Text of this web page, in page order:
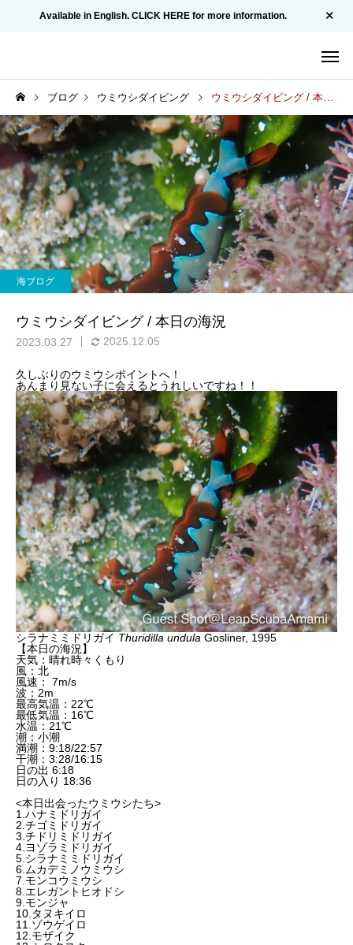
Available in English. CLICK HERE for more information.
ブログ ウミウシダイビング ウミウシダイビング / 本日の海況
海ブログ
ウミウシダイビング / 本日の海況
2023.03.27 2025.12.05
久しぶりのウミウシポイントへ！
あんまり見ない子に会えるとうれしいですね！！
シラナミミドリガイ Thuridilla undula Gosliner, 1995
【本日の海況】
天気：晴れ時々くもり
風：北
風速： 7m/s
波：2m
最高気温：22℃
最低気温：16℃
水温：21℃
潮：小潮
満潮：9:18/22:57
干潮：3:28/16:15
日の出 6:18
日の入り 18:36
<本日出会ったウミウシたち>
1.ハナミドリガイ
2.チゴミドリガイ
3.チドリミドリガイ
4.ヨゾラミドリガイ
5.シラナミミドリガイ
6.ムカデミノウミウシ
7.モンコウミウシ
8.エレガントヒオドシ
9.モンジャ
10.タヌキイロ
11.ゾウゲイロ
12.モザイク